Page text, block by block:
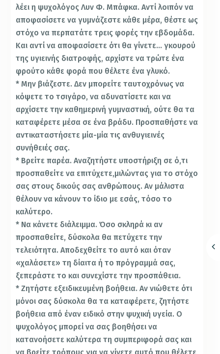
λέει η ψυχολόγος Λυν Φ. Μπάφκα. Αντί λοιπόν να
αποφασίσετε να γυμνάζεστε κάθε μέρα, θέστε ως
στόχο να περπατάτε τρεις φορές την εβδομάδα.
Και αντί να αποφασίσετε ότι θα γίνετε… γκουρού
της υγιεινής διατροφής, αρχίστε να τρώτε ένα
φρούτο κάθε φορά που θέλετε ένα γλυκό.
* Μην βιάζεστε. Δεν μπορείτε ταυτοχρόνως να
κόψετε το τσιγάρο, να αδυνατίσετε και να
αρχίσετε την καθημερινή γυμναστική, ούτε θα τα
καταφέρετε μέσα σε ένα βράδυ. Προσπαθήστε να
αντικαταστήσετε μία-μία τις ανθυγιεινές
συνήθειές σας.
* Βρείτε παρέα. Αναζητήστε υποστήριξη σε ό,τι
προσπαθείτε να επιτύχετε,μιλώντας για το στόχο
σας στους δικούς σας ανθρώπους. Αν μάλιστα
θέλουν να κάνουν το ίδιο με εσάς, τόσο το
καλύτερο.
* Να κάνετε διάλειμμα. Όσο σκληρά κι αν
προσπαθείτε, δύσκολα θα πετύχετε την
τελειότητα. Αποδεχθείτε το αυτό και όταν
«χαλάσετε» τη δίαιτα ή το πρόγραμμά σας,
ξεπεράστε το και συνεχίστε την προσπάθεια.
* Ζητήστε εξειδικευμένη βοήθεια. Αν νιώθετε ότι
μόνοι σας δύσκολα θα τα καταφέρετε, ζητήστε
βοήθεια από έναν ειδικό στην ψυχική υγεία. Ο
ψυχολόγος μπορεί να σας βοηθήσει να
κατανοήσετε καλύτερα τη συμπεριφορά σας και